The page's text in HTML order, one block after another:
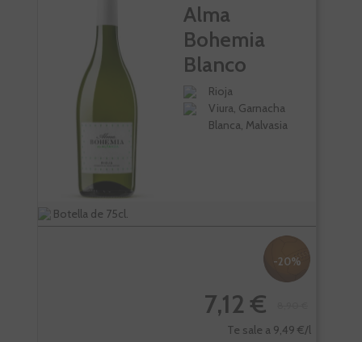
Alma
Bohemia
Blanco
Rioja
Viura, Garnacha
Blanca, Malvasia
Botella de 75cl.
-20%
7,12 €
Te sale a 9,49 €/l